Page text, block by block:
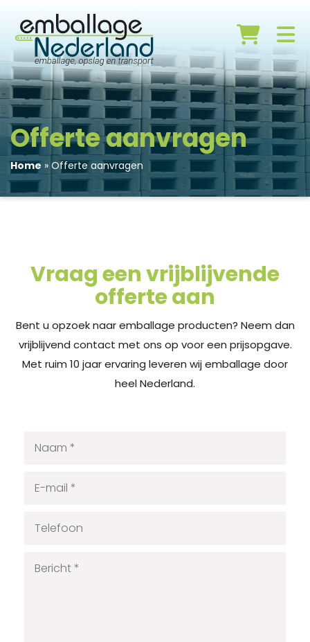
Offerte aanvragen
Home » Offerte aanvragen
Vraag een vrijblijvende
offerte aan
Bent u opzoek naar emballage producten? Neem dan
vrijblijvend contact met ons op voor een prijsopgave.
Met ruim 10 jaar ervaring leveren wij emballage door
heel Nederland.